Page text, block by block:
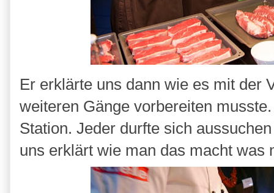
Er erklärte uns dann wie es mit der
weiteren Gänge vorbereiten
Station. Jeder durfte sich
uns erklärt wie man das macht was